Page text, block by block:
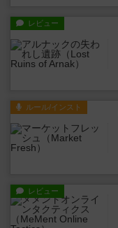
レビュー
ルール/インスト
レビュー